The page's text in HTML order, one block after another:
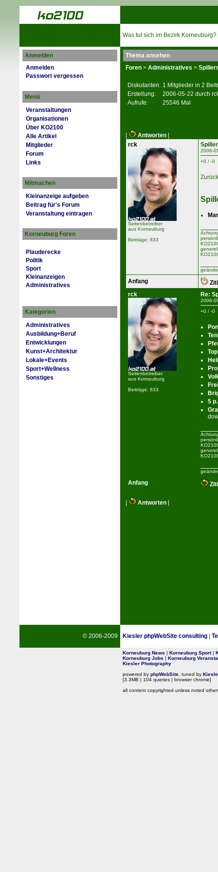
Was tut sich im Bezirk Korneuburg?
Anmelden
Anmelden
Passwort vergessen
Menü
Veranstaltungen
Organisationen
Über KO2100
Alle Artikel
Mitglieder
Forum
Links
Mitmachen
Kleinanzeige aufgeben
Beitrag für's Forum
Veranstaltung eintragen
Korneuburg Foren
Plauderecke
Politik
Sport
Kleinanzeigen
Administratives
Kategorien
Administratives
Ausbildung+Beruf
Entwicklungen
Kunst+Architektur
Lokale+Events
Sport+Wellness
Sonstiges
Thema ansehen
Foren > Administratives >
Diskutanten: 1 Mitglieder in 2
Erstellung:
2006-05-22 durch
Aufrufe:
25546 Mal
Antworten
rck
Seitenbetreiber
aus Korneuburg
Beiträge: 633
2006-
+0 / -0
Anfang
rck
Seitenbetreiber
aus Korneuburg
Beiträge: 633
Re:
2006-
+0 / -0
5
Anfang
Antworten
© 2006-2009 Kiesler phpWebSite consulting
Korneuburg News | Korneuburg Sport|
Korneuburg Jobs | Korneuburg
Kiesler Photography
powered by phpWebSite , tuned by
[3.3MB | 104 queries | browser chrome]
all content copyrighted unless noted